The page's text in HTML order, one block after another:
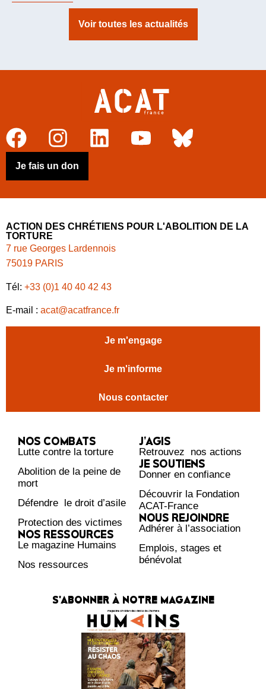
Voir toutes les actualités
Je fais un don
ACTION DES CHRÉTIENS POUR L'ABOLITION DE LA
TORTURE
7 rue Georges Lardennois
75019 PARIS
Tél: +33 (0)1 40 40 42 43
E-mail : acat@acatfrance.fr
Je m'engage
Je m'informe
Nous contacter
NOS COMBATS
Lutte contre la torture
Abolition de la peine de
mort
Défendre le droit d’asile
Protection des victimes
NOS RESSOURCES
Le magazine Humains
Nos ressources
J’AGIS
Retrouvez nos actions
JE SOUTIENS
Donner en confiance
Découvrir la Fondation
ACAT-France
NOUS REJOINDRE
Adhérer à l’association
Emplois, stages et
bénévolat
S'ABONNER À NOTRE MAGAZINE